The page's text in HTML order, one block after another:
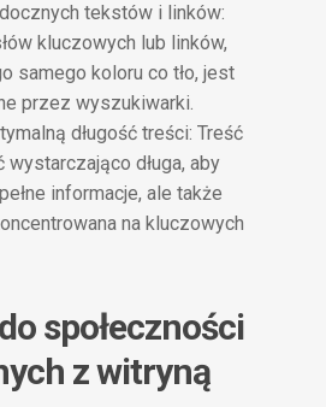
tekstów i linków:
kluczowych lub linków,
samego koloru co tło, jest
przez wyszukiwarki.
długość treści: Treść
wystarczająco długa, aby
informacje, ale także
na kluczowych
społeczności
z witryną